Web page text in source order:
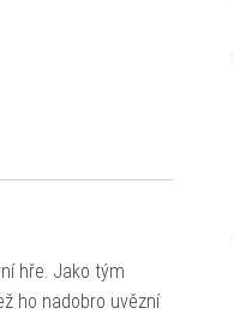
hře. Jako tým
ho nadobro uvězní